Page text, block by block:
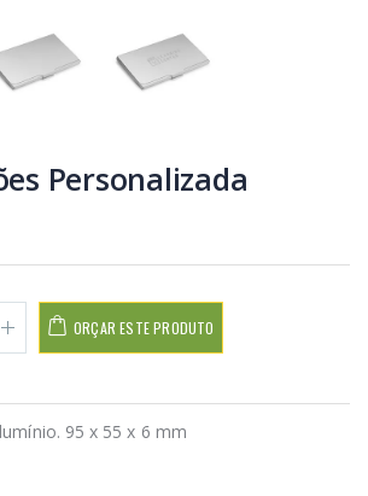
Personalizada
ORÇAR ESTE PRODUTO
95 x 55 x 6 mm